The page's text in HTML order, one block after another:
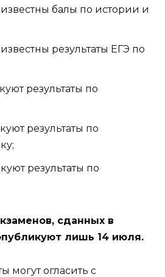
балы по истории и
результаты ЕГЭ по
результаты по
результаты по
результаты по
сданных в
лишь 14 июля.
могут огласить с